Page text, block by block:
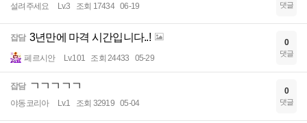
설려주세요 Lv.3 조회 17434 06-19 댓글
잡담 3년만에 마격 시간입니다..!
페르시안 Lv.101 조회 24433 05-29
0
댓글
잡담 ㄱㄱㄱㄱㄱ
야동코리아 Lv.1 조회 32919 05-04
0
댓글